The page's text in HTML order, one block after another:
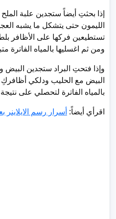
إذا بحثتِ أيضاً ستجدين علبة
الليمون حتى يتشكل ما يشبه
تستطيعين فركها على الأظافر
ومن ثم اغسليها بالمياه الفاترة
وإذا فتحتِ البراد ستجدين
البيض مع الحليب ودلكي
بالمياه الفاترة لتحصلي على
اقرأي أيضاً: أسرار رسم